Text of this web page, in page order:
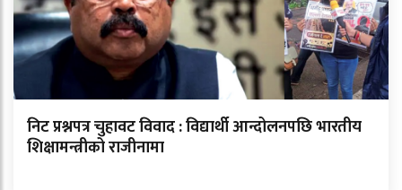
निट प्रश्नपत्र चुहावट विवाद : विद्यार्थी आन्दोलनपछि भारतीय
शिक्षामन्त्रीको राजीनामा